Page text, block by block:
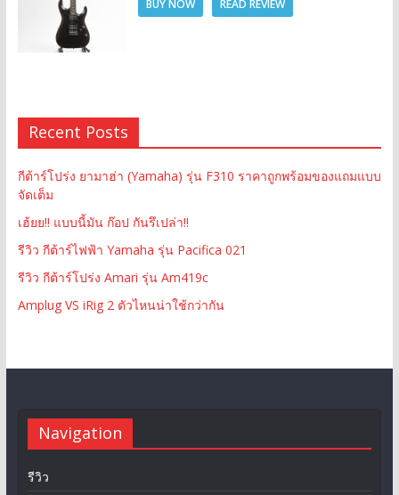
BUY NOW READ REVIEW
Recent Posts
กีต้าร์โปร่ง ยามาฮ่า (Yamaha) รุ่น F310 ราคาถูกพร้อมของแถมแบบ
จัดเต็ม
เฮ้ยย!! แบบนี้มัน ก๊อป กันรึเปล่า!!
รีวิว กีต้าร์ไฟฟ้า Yamaha รุ่น Pacifica 021
รีวิว กีต้าร์โปร่ง Amari รุ่น Am419c
Amplug VS iRig 2 ตัวไหนน่าใช้กว่ากัน
Navigation
รีวิว